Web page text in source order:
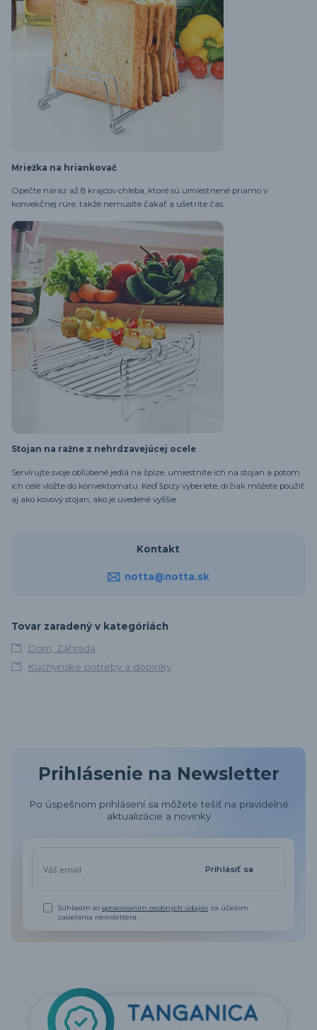
Mriežka na hriankovač
Opečte naraz až 8 krajcov chleba, ktoré sú umiestnené priamo v
konvekčnej rúre, takže nemusíte čakať a ušetríte čas.
Stojan na ražne z nehrdzavejúcej ocele
Servírujte svoje obľúbené jedlá na špíze, umiestnite ich na stojan a potom
ich celé vložte do konvektomatu. Keď špízy vyberiete, držiak môžete použiť
aj ako kovový stojan, ako je uvedené vyššie.
Kontakt
notta@notta.sk
Tovar zaradený v kategóriách
Dom, Záhrada
Kuchynské potreby a doplnky
Prihlásenie na Newsletter
Po úspešnom prihlásení sa môžete tešiť na pravidelné
aktualizácie a novinky
Prihlásiť sa
Súhlasím sospracovaním osobných údajov za účelom
zasielania newslettera.